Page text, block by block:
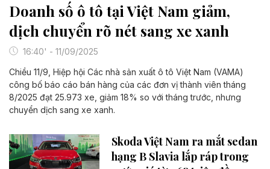
Doanh số ô tô tại Việt Nam giảm,
dịch chuyển rõ nét sang xe xanh
16:40' - 11/09/2025
Chiều 11/9, Hiệp hội Các nhà sản xuất ô tô Việt Nam (VAMA)
công bố báo cáo bán hàng của các đơn vị thành viên tháng
8/2025 đạt 25.973 xe, giảm 18% so với tháng trước, nhưng
chuyển dịch sang xe xanh.
Skoda Việt Nam ra mắt sedan
hạng B Slavia lắp ráp trong